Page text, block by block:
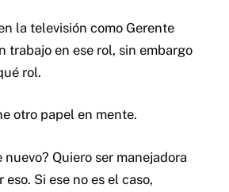
la televisión como Gerente
trabajo en ese rol, sin embargo
rol.
otro papel en mente.
Quiero ser manejadora
Si ese no es el caso,